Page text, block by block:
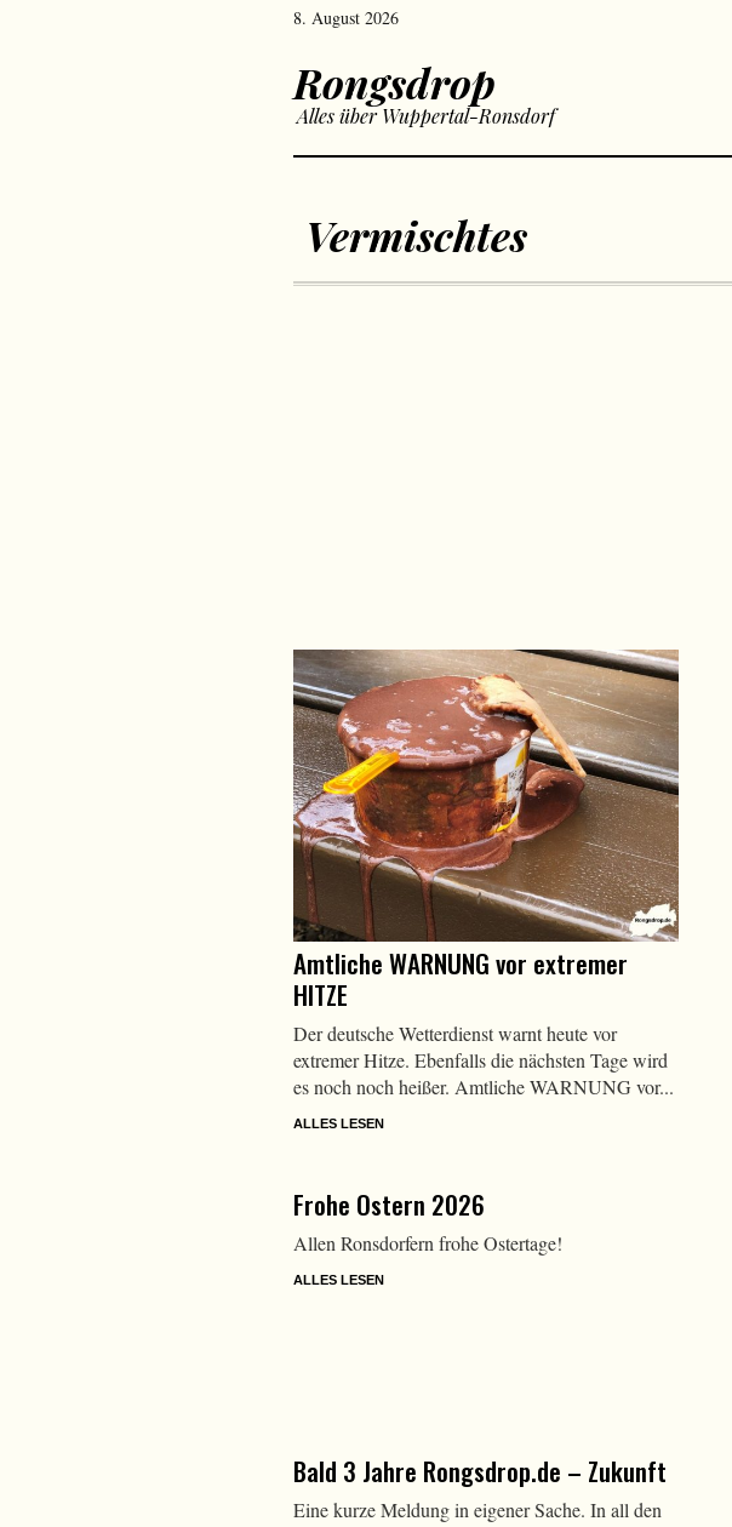
8. August 2026
Rongsdrop
Alles über Wuppertal-Ronsdorf
Vermischtes
Amtliche WARNUNG vor extremer
HITZE
Der deutsche Wetterdienst warnt heute vor
extremer Hitze. Ebenfalls die nächsten Tage wird
es noch noch heißer. Amtliche WARNUNG vor...
ALLES LESEN
Frohe Ostern 2026
Allen Ronsdorfern frohe Ostertage!
ALLES LESEN
Bald 3 Jahre Rongsdrop.de – Zukunft
Eine kurze Meldung in eigener Sache. In all den